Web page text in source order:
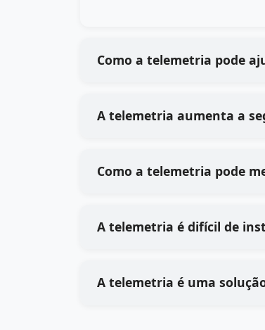
Como a telemetria pode
A telemetria aumenta a
Como a telemetria pode
A telemetria é difícil de
A telemetria é uma